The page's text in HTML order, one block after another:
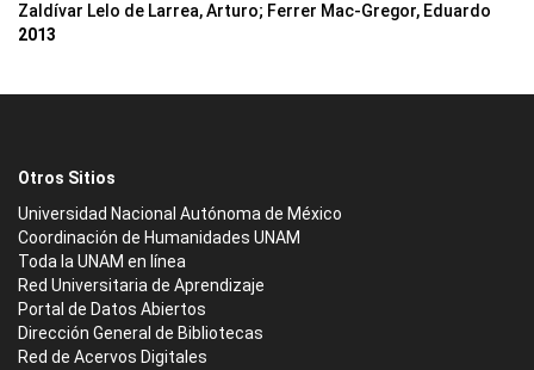
Zaldívar Lelo de Larrea, Arturo; Ferrer Mac-Gregor, Eduardo
2013
Otros Sitios
Universidad Nacional Autónoma de México
Coordinación de Humanidades UNAM
Toda la UNAM en línea
Red Universitaria de Aprendizaje
Portal de Datos Abiertos
Dirección General de Bibliotecas
Red de Acervos Digitales